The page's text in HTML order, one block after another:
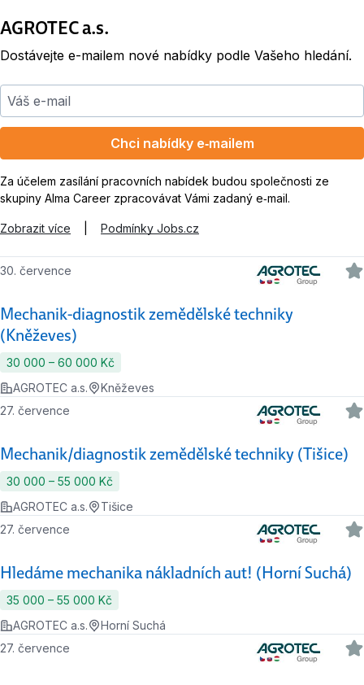
AGROTEC a.s.
Dostávejte e-mailem nové nabídky podle Vašeho hledání.
Váš e-mail
Chci nabídky e‑mailem
Za účelem zasílání pracovních nabídek budou společnosti ze
skupiny Alma Career zpracovávat Vámi zadaný e‑mail.
Zobrazit více Podmínky Jobs.cz
Mechanik-diagnostik zemědělské techniky
(Kněževes)
30. července
30 000 ‍–‍ 60 000 Kč
AGROTEC a.s.
Kněževes
Mechanik/diagnostik zemědělské techniky (Tišice)
27. července
30 000 ‍–‍ 55 000 Kč
AGROTEC a.s.
Tišice
Hledáme mechanika nákladních aut! (Horní Suchá)
27. července
35 000 ‍–‍ 55 000 Kč
AGROTEC a.s.
Horní Suchá
27. července